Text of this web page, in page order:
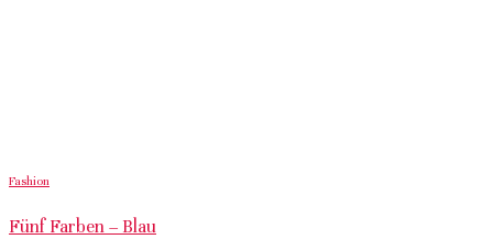
Fashion
Fünf Farben – Blau